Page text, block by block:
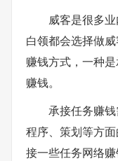
威客是很多
白领都会选择做
赚钱方式，一种
赚钱。
承接任务赚钱
程序、策划等方
接一些任务网络